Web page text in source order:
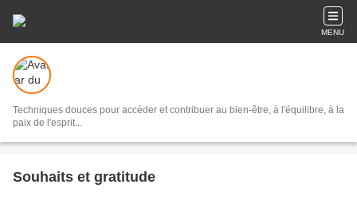
MENU
Techniques douces pour accéder et contribuer au bien-être, à l'équilibre, à la
paix de l'esprit...
Souhaits et gratitude